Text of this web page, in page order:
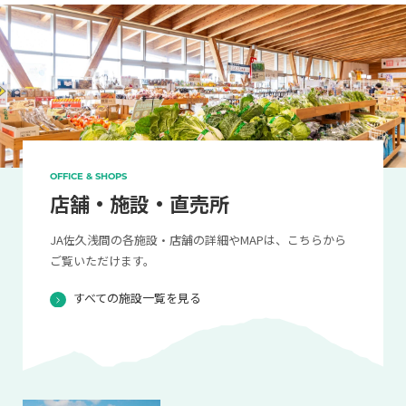
OFFICE & SHOPS
店舗・施設・直売所
JA佐久浅間の各施設・店舗の詳細やMAPは、こちらから
ご覧いただけます。
すべての施設一覧を見る